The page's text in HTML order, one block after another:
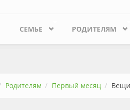
СЕМЬЕ РОДИТЕЛЯМ
Родителям Первый месяц